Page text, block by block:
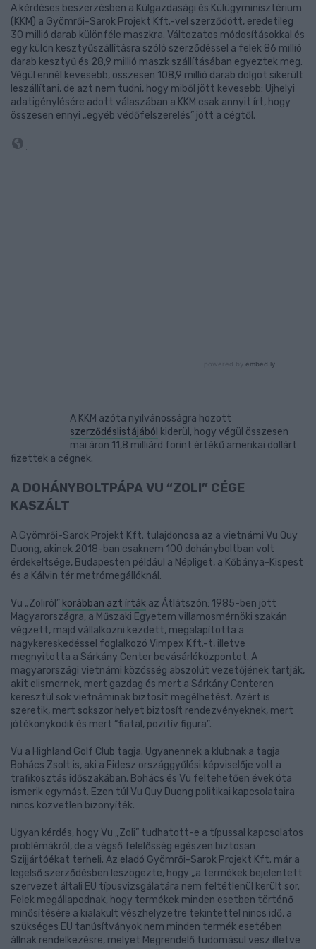
A kérdéses beszerzésben a Külgazdasági és Külügyminisztérium
(KKM) a Gyömrői-Sarok Projekt Kft.-vel szerződött, eredetileg
30 millió darab különféle maszkra. Változatos módosításokkal és
egy külön kesztyűszállításra szóló szerződéssel a felek 86 millió
darab kesztyű és 28,9 millió maszk szállításában egyeztek meg.
Végül ennél kevesebb, összesen 108,9 millió darab dolgot sikerült
leszállítani, de azt nem tudni, hogy miből jött kevesebb: Ujhelyi
adatigénylésére adott válaszában a KKM csak annyit írt, hogy
összesen ennyi „egyéb védőfelszerelés” jött a cégtől.
A KKM azóta nyilvánosságra hozott
szerződéslistájából kiderül, hogy végül összesen
mai áron 11,8 milliárd forint értékű amerikai dollárt
fizettek a cégnek.
A DOHÁNYBOLTPÁPA VU “ZOLI” CÉGE
KASZÁLT
A Gyömrői-Sarok Projekt Kft. tulajdonosa az a vietnámi Vu Quy
Duong, akinek 2018-ban csaknem 100 dohányboltban volt
érdekeltsége, Budapesten például a Népliget, a Kőbánya-Kispest
és a Kálvin tér metrómegállóknál.
Vu „Zoliról” korábban azt írták az Átlátszón: 1985-ben jött
Magyarországra, a Műszaki Egyetem villamosmérnöki szakán
végzett, majd vállalkozni kezdett, megalapította a
nagykereskedéssel foglalkozó Vimpex Kft.-t, illetve
megnyitotta a Sárkány Center bevásárlóközpontot. A
magyarországi vietnámi közösség abszolút vezetőjének tartják,
akit elismernek, mert gazdag és mert a Sárkány Centeren
keresztül sok vietnáminak biztosít megélhetést. Azért is
szeretik, mert sokszor helyet biztosít rendezvényeknek, mert
jótékonykodik és mert “fiatal, pozitív figura”.
Vu a Highland Golf Club tagja. Ugyanennek a klubnak a tagja
Bohács Zsolt is, aki a Fidesz országgyűlési képviselője volt a
trafikosztás időszakában. Bohács és Vu feltehetően évek óta
ismerik egymást. Ezen túl Vu Quy Duong politikai kapcsolataira
nincs közvetlen bizonyíték.
Ugyan kérdés, hogy Vu „Zoli” tudhatott-e a típussal kapcsolatos
problémákról, de a végső felelősség egészen biztosan
Szijjártóékat terheli. Az eladó Gyömrői-Sarok Projekt Kft. már a
legelső szerződésben leszögezte, hogy „a termékek bejelentett
szervezet általi EU típusvizsgálatára nem feltétlenül került sor.
Felek megállapodnak, hogy termékek minden esetben történő
minősítésére a kialakult vészhelyzetre tekintettel nincs idő, a
szükséges EU tanúsítványok nem minden termék esetében
állnak rendelkezésre, melyet Megrendelő tudomásul vesz illetve